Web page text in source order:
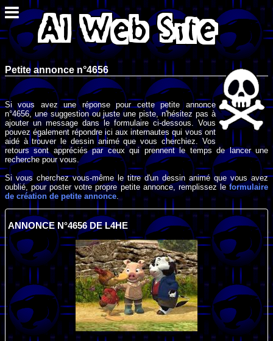
Petite annonce n°4656
Si vous avez une réponse pour cette petite annonce
n°4656, une suggestion ou juste une piste, n'hésitez pas à
ajouter un message dans le formulaire ci-dessous. Vous
pouvez également répondre ici aux internautes qui vous ont
aidé à trouver le dessin animé que vous cherchiez. Vos
retours sont appréciés par ceux qui prennent le temps de lancer une
recherche pour vous.
Si vous cherchez vous-même le titre d'un dessin animé que vous avez
oublié, pour poster votre propre petite annonce, remplissez leformulaire
de création de petite annonce .
ANNONCE N°4656 DE L4HE